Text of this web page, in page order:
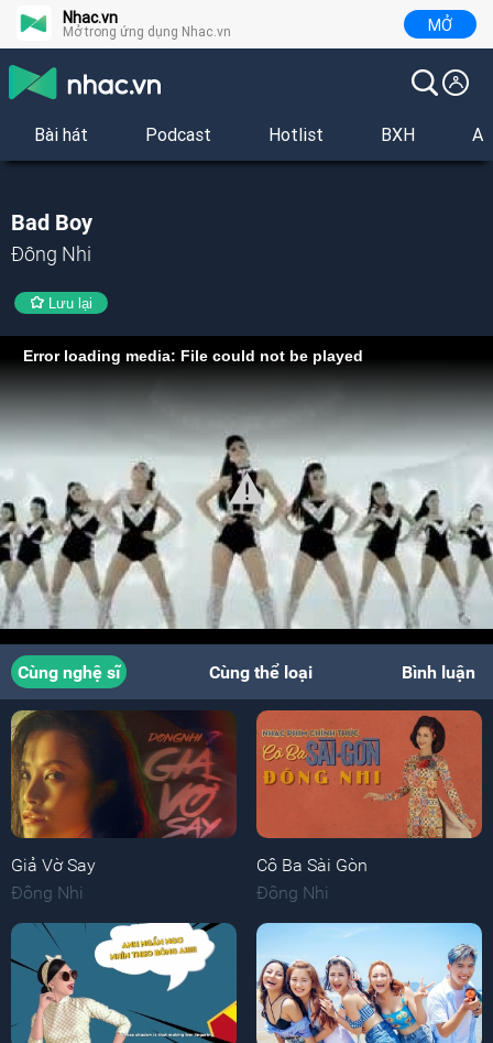
Nhac.vn
Mở trong ứng dụng Nhac.vn MỞ
Bài hát Podcast Hotlist BXH
Bad Boy
Đông Nhi
Lưu lại
Error loading media: File could not be played
Cùng nghệ sĩ Cùng thể loại Bình luận
Giả Vờ Say
Đông Nhi
Cô Ba Sài Gòn
Đông Nhi